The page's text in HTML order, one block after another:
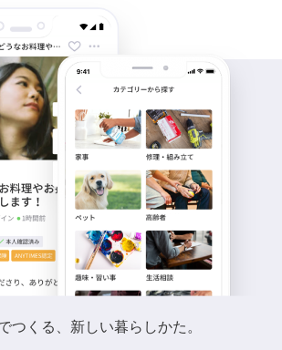
つくる、新しい暮らしかた。